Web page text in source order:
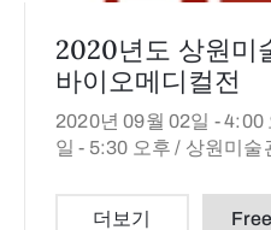
2020년도 상원미
바이오메디컬전
2020년 09월 02일 - 4:00
일 - 5:30 오후 / 상원미술
더보기 Free